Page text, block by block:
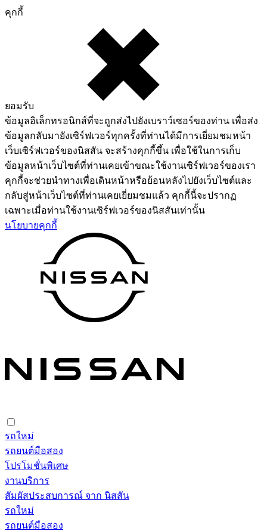
คุกกี้
ยอมรับ
ข้อมูลอิเล็กทรอนิกส์ที่จะถูกส่งไปยังเบราว์เซอร์ของท่าน เพื่อส่ง
ข้อมูลกลับมายังเซิร์ฟเวอร์ทุกครั้งที่ท่านได้มีการเยี่ยมชมหน้า
เว็บเซิร์ฟเวอร์ของนิสสัน จะสร้างคุกกี้ขึ้น เพื่อใช้ในการเก็บ
ข้อมูลหน้าเว็บไซต์ที่ท่านเคยเข้าขณะใช้งานเซิร์ฟเวอร์ของเรา
คุกกี้จะช่วยนำทางเพื่อเดินหน้าหรือย้อนหลังไปยังเว็บไซต์และ
กลับสู่หน้าเว็บไซต์ที่ท่านเคยเยี่ยมชมแล้ว คุกกี้นี้จะปรากฏ
เฉพาะเมื่อท่านใช้งานเซิร์ฟเวอร์ของนิสสันเท่านั้น
นโยบายคุกกี้
รถใหม่
รถยนต์มือสอง
โปรโมชั่นพิเศษ
งานบริการ
สัมผัสประสบการณ์ จาก นิสสัน
รถใหม่
รถยนต์มือสอง